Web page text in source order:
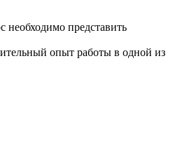
необходимо представить
опыт работы в одной из